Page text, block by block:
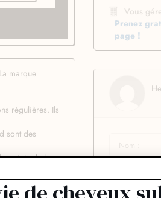
marque
régulières. Ils
sont des
pointe de la
les colorations
Vous
Prenez
page !